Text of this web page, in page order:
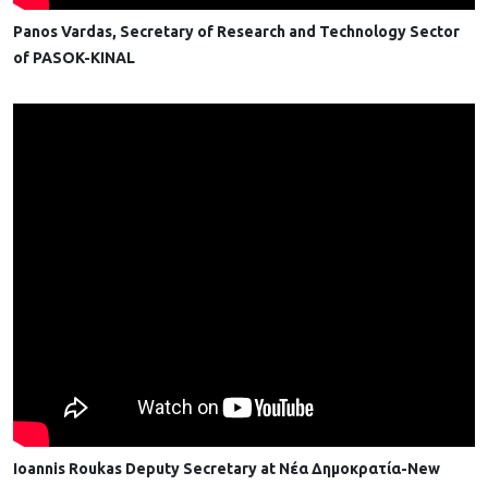
Panos Vardas, Secretary of Research and Technology Sector
of PASOK-KINAL
Ioannis Roukas Deputy Secretary at Νέα Δημοκρατία-New